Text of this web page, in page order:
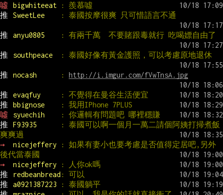
噓
bigwhiteeat
: 羨慕噓
推
SweetLee : 泰國按摩很爽 只可惜語言不通
推 anyu0805 : 有兩千萬  不要賭跟毒就行 吃喝嫖自由了
推 southpeace : 泰國好像有黃金護照，可以考慮原地退休
推 nocash : http://i.imgur.com/fVwTnsA.jpg
推 evaqfuy
: 不覺得在曼谷生活便宜
推
bbignose
: 我用IPhone 7PLUS
噓
syuechih
: 你邏輯有問題吧 哪裡穩賺
推
F93935
: 泰國可以啊一個月一萬二請個阿姨打掃煮飯
爽爽過
→
nicejeffery
: 如果有妻小也要考慮是否值得定居吧,另外
後代當泰國
→
nicejeffery
: 人你ok嗎
推
redbeanbread : 可以
推
a0921387223
: 泰國躺平